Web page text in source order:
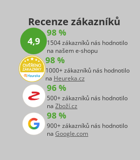
Recenze zákazníků
4,9
98 %
1504 zákazníků nás hodnotilo
na našem e-shopu
98 %
1000+ zákazníků nás hodnotilo
na Heureka.cz
96 %
500+ zákazníků nás hodnotilo
na Zboží.cz
98 %
900+ zákazníků nás hodnotilo
na Google.com